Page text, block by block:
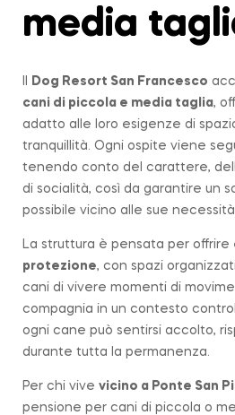
media
Dog Resort San Francesco
cani di piccola e media taglia,
adatto alle loro esigenze di
tranquillità. Ogni ospite viene
tenendo conto del carattere,
di socialità, così da garantire un
possibile vicino alle sue
La struttura è pensata per offrire
protezione, con spazi
cani di vivere momenti di
compagnia in un contesto
ogni cane può sentirsi accolto,
durante tutta la permanenza.
Per chi vive vicino a Ponte San
pensione per cani di piccola o